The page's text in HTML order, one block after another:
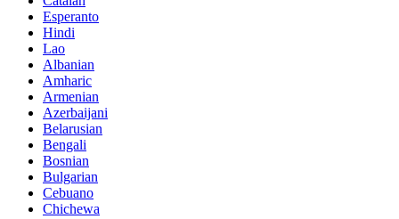
Esperanto
Hindi
Lao
Albanian
Amharic
Armenian
Azerbaijani
Belarusian
Bengali
Bosnian
Bulgarian
Cebuano
Chichewa